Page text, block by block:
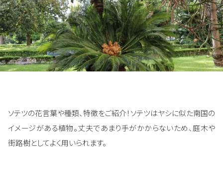
ソテツの花言葉や種類、特徴をご紹介！ソテツはヤシに似た南国の
イメージがある植物。丈夫であまり手がかからないため、庭木や
街路樹としてよく用いられます。